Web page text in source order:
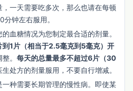
一天需要吃多次，那么也请在每顿
钟左右服用。
血糖情况为您制定最合适的剂量。
到1片（相当于2.5毫克到5毫克）开
。 每天的总量最多不超过6片（30
处方的剂量服用，不要自行增减。
一种需要长期管理的慢性病。即使某